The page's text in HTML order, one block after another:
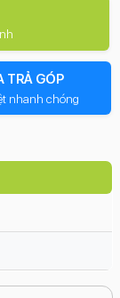
TRẢ GÓP
nhanh chóng